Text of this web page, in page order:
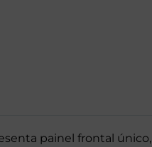
painel frontal